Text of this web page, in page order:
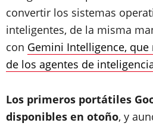
convertir los sistemas
inteligentes, de la misma
con Gemini Intelligence,
de los agentes de
Los primeros portátiles
disponibles en otoño, y